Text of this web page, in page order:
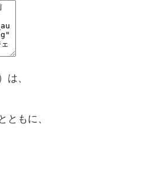
は、
ともに、